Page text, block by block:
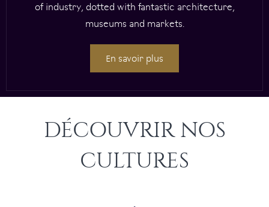
of industry, dotted with fantastic architecture,
museums and markets.
En savoir plus
DÉCOUVRIR NOS
CULTURES